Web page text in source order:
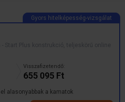
Visszafizetendő:
655 095 Ft
alasonyabbak a kamatok